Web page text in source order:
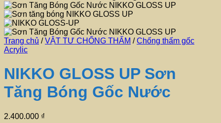
Trang chủ / VẬT TƯ CHỐNG THẤM / Chống thấm gốc
Acrylic
NIKKO GLOSS UP Sơn
Tăng Bóng Gốc Nước
2.400.000 ₫